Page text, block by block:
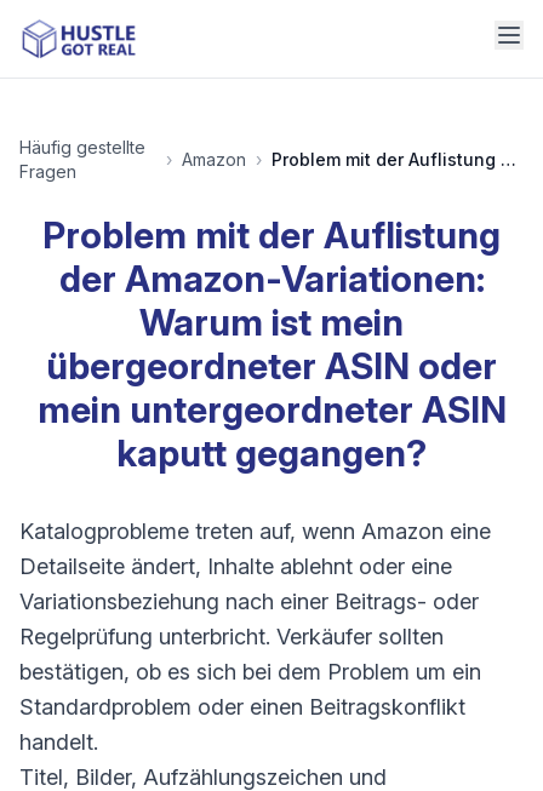
Häufig gestellte
Fragen
› Amazon › Problem mit der Auflistung der Amazon-Variationen: Warum ist mein übergeordneter ASIN oder mein untergeordneter ASIN kaputt gegangen?
Problem mit der Auflistung
der Amazon-Variationen:
Warum ist mein
übergeordneter ASIN oder
mein untergeordneter ASIN
kaputt gegangen?
Katalogprobleme treten auf, wenn Amazon eine
Detailseite ändert, Inhalte ablehnt oder eine
Variationsbeziehung nach einer Beitrags- oder
Regelprüfung unterbricht. Verkäufer sollten
bestätigen, ob es sich bei dem Problem um ein
Standardproblem oder einen Beitragskonflikt
handelt.
Titel, Bilder, Aufzählungszeichen und